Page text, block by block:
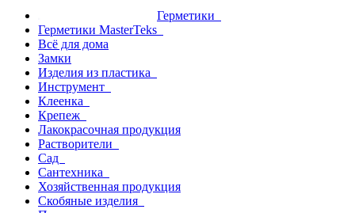
Герметики
Герметики MasterTeks
Всё для дома
Замки
Изделия из пластика
Инструмент
Клеенка
Крепеж
Лакокрасочная продукция
Растворители
Сад
Сантехника
Хозяйственная продукция
Скобяные изделия